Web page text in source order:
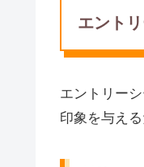
エント
エントリー
印象を与え